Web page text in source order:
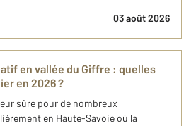
03 août 2026
en vallée du Giffre : quelles
en 2026 ?
sûre pour de nombreux
en Haute-Savoie où la